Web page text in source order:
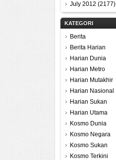
July 2012 (2177)
KATEGORI
Berita
Berita Harian
Harian Dunia
Harian Metro
Harian Mutakhir
Harian Nasional
Harian Sukan
Harian Utama
Kosmo Dunia
Kosmo Negara
Kosmo Sukan
Kosmo Terkini